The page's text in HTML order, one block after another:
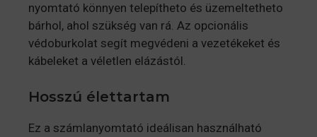
nyomtató könnyen telepítheto és üzemeltetheto
bárhol, ahol szükség van rá. Az opcionális
védoburkolat segít megvédeni a vezetékeket és
kábeleket a véletlen elázástól.
Hosszú élettartam
Ez a számlanyomtató ideálisan használható